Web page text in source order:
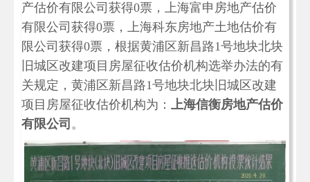
产估价有限公司获得0票，上海富申房地产估价
有限公司获得0票，上海科东房地产土地估价有
限公司获得0票，根据黄浦区新昌路1号地块北块
旧城区改建项目房屋征收估价机构选举办法的有
关规定，黄浦区新昌路1号地块北块旧城区改建
项目房屋征收估价机构为： 上海信衡房地产估价
有限公司 。